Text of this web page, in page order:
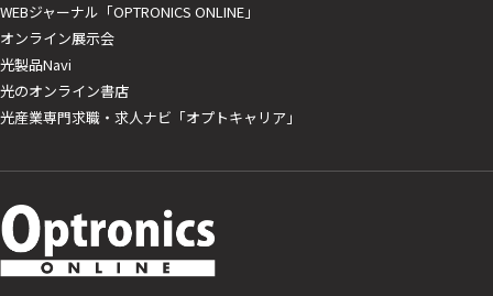
WEBジャーナル「OPTRONICS ONLINE」
オンライン展示会
光製品Navi
光のオンライン書店
光産業専門求職・求人ナビ「オプトキャリア」